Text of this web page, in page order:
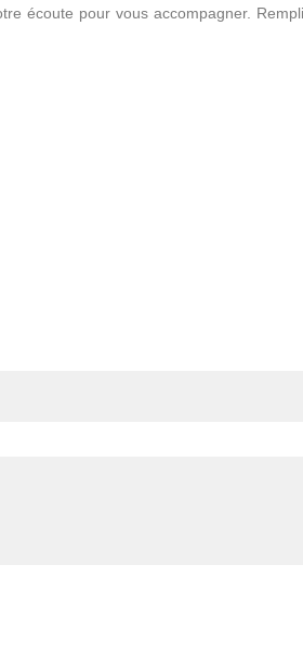
écoute pour vous accompagner.